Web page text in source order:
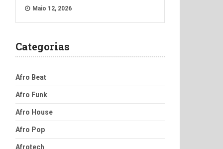
Maio 12, 2026
Categorias
Afro Beat
Afro Funk
Afro House
Afro Pop
Afrotech